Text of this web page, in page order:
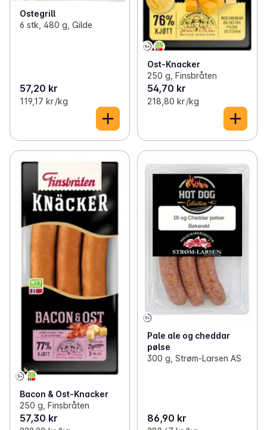
Ostegrill
6 stk, 480 g, Gilde
57,20 kr
119,17 kr /kg
Ost-Knacker
250 g, Finsbråten
54,70 kr
218,80 kr /kg
Bacon & Ost-Knacker
250 g, Finsbråten
57,30 kr
Pale ale og cheddar
pølse
300 g, Strøm-Larsen AS
86,90 kr